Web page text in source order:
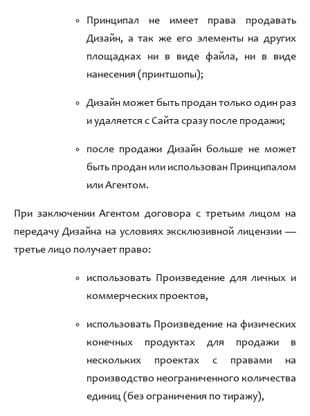
Принципал не имеет права продавать
Дизайн, а так же его элементы на других
площадках ни в виде файла, ни в виде
нанесения (принтшопы);
Дизайн может быть продан только один раз
и удаляется с Сайта сразу после продажи;
после продажи Дизайн больше не может
быть продан или использован Принципалом
или Агентом.
При заключении Агентом договора с третьим лицом на
передачу Дизайна на условиях эксклюзивнойлицензии —
третье лицо получает право:
использовать Произведение для личных и
коммерческих проектов,
использовать Произведение на физических
конечных продуктах для продажи в
нескольких проектах с правами на
производство неограниченного количества
единиц (без ограничения по тиражу),